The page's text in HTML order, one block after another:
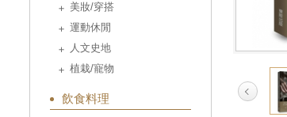
美妝/穿搭
運動休閒
人文史地
植栽/寵物
飲食料理